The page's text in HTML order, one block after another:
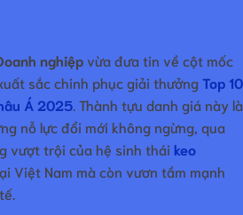
nghiệpvừa đưa tin về cột mốc
sắc chinh phục giải thưởngTop 10
Á 2025 . Thành tựu danh giá này là
nỗ lực đổi mới không ngừng, qua
vượt trội của hệ sinh thái keo
Việt Nam mà còn vươn tầm mạnh